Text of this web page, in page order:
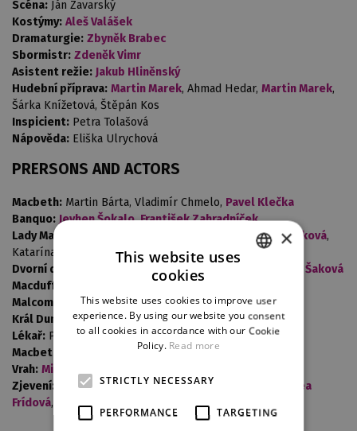
Scéna: Ján Zavarský
Kostýmy: Aleš Valášek
Dramaturgie: Zbyněk Brabec
Sbormistr: Zdeněk Vimr
Asistent režie: Jakub Hliněnský
Hudební příprava: Martin Marek, Ahmad Hedar, Martin Marek,
Šárka Knížetová, Štěpán Kos
Inspicient: Petra Tolašová
Nápověda: Eliška Ulrychová
PRERSONS AND ACTORS
Macbeth: Martin Bárta, Vladimír Chmelo, Pavel Klečka
Banquo: Jevhen Šokalo,František Zahradníček
Lady Macbeth:
,Ivana Šaková,
Katarína Jorda Kramolišová
Dvorní dáma Lady Macbeth:
Radka Sehnoutková
Ivana Šaková
Macduff:
Malcom:
Tomáš Kořínek ,Michal Bragagnolo
Král Duncan: Pavel Feiferlík
Lékař: Pavel Horáček,Dalibor Tolaš
Macbethův sluha:
David Cody, Roman Dušek
Vrah: Miro Bartoš
Zjevení:
Miro Bartoš, David Cody, Petra Šintáková,
Andrea
Frídová, Adéla Skočilová
ENGLISH
GERMAN
×
This website uses
cookies
This website uses cookies to improve user
experience. By using our website you consent
to all cookies in accordance with our Cookie
Policy. Read more
STRICTLY NECESSARY
PERFORMANCE TARGETING